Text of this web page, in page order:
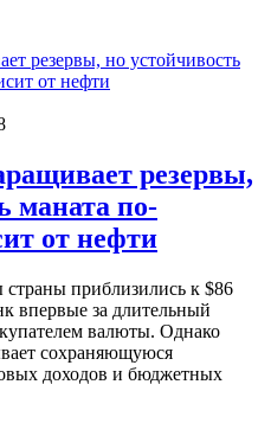
резервы,
маната по-
от нефти
приблизились к $86
впервые за длительный
валюты. Однако
сохраняющуюся
доходов и бюджетных